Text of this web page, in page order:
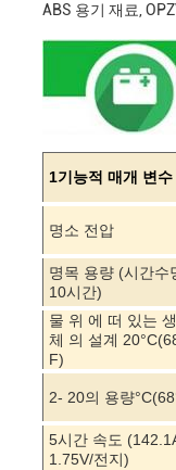
ABS 용기 재료,
1기능적 매개 변수
명소 전압
명목 용량 (시간수
10시간)
물 위 에 떠 있는
체 의 설계 20°C
F)
2- 20의 용량°C
5시간 속도
1.75V/전지)